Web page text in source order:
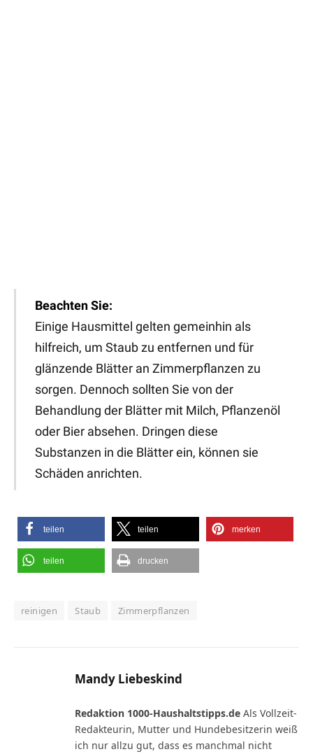
Beachten Sie:
Einige Hausmittel gelten gemeinhin als
hilfreich, um Staub zu entfernen und für
glänzende Blätter an Zimmerpflanzen zu
sorgen. Dennoch sollten Sie von der
Behandlung der Blätter mit Milch, Pflanzenöl
oder Bier absehen. Dringen diese
Substanzen in die Blätter ein, können sie
Schäden anrichten.
teilen teilen merken
teilen drucken
reinigen Staub Zimmerpflanzen
Mandy Liebeskind
Redaktion 1000-Haushaltstipps.de Als Vollzeit-
Redakteurin, Mutter und Hundebesitzerin weiß
ich nur allzu gut, dass es manchmal nicht